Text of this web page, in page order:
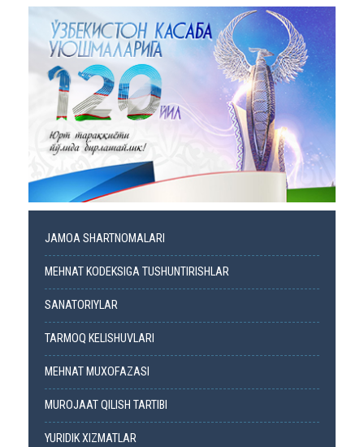
JAMOA SHARTNOMALARI
MEHNAT KODEKSIGA TUSHUNTIRISHLAR
SANATORIYLAR
TARMOQ KELISHUVLARI
MEHNAT MUXOFAZASI
MUROJAAT QILISH TARTIBI
YURIDIK XIZMATLAR